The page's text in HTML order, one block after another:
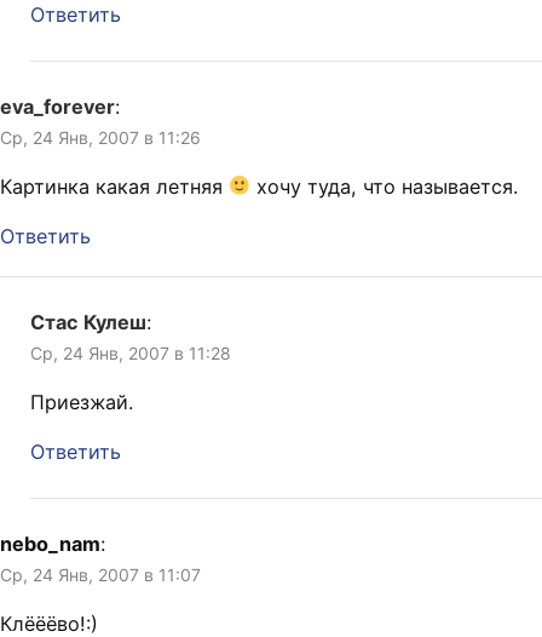
Ответить
eva_forever:
Ср, 24 Янв, 2007 в 11:26
Картинка какая летняя хочу туда, что называется.
Ответить
Стас Кулеш:
Ср, 24 Янв, 2007 в 11:28
Приезжай.
Ответить
nebo_nam:
Ср, 24 Янв, 2007 в 11:07
Клёёёво!:)